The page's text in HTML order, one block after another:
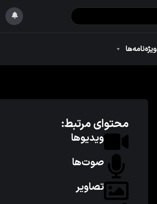
ویژه‌نامه‌ها
محتوای مرتبط:
ویدیوها
صوت‌ها
تصاویر